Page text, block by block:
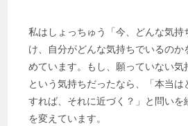
私はしょっちゅう「今、どんな気
け、自分がどんな気持ちでいるの
めています。もし、願っていない
という気持ちだったなら、「本当は
すれば、それに近づく？」と問いを
を変えています。